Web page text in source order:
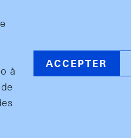
à
ACCEPTER